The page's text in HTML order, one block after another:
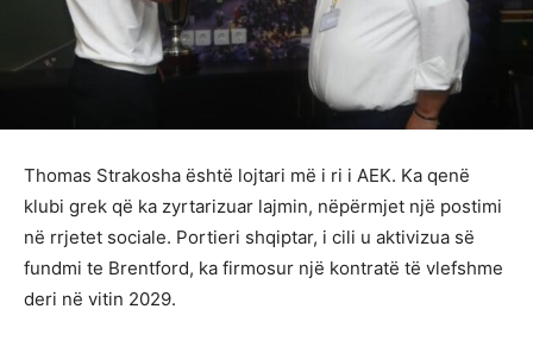
Thomas Strakosha është lojtari më i ri i AEK. Ka qenë
klubi grek që ka zyrtarizuar lajmin, nëpërmjet një postimi
në rrjetet sociale. Portieri shqiptar, i cili u aktivizua së
fundmi te Brentford, ka firmosur një kontratë të vlefshme
deri në vitin 2029.